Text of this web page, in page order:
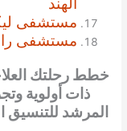
مستشفى
مستشفى
خطط رحلتك
ذات أولوية
المرشد للتنسيق